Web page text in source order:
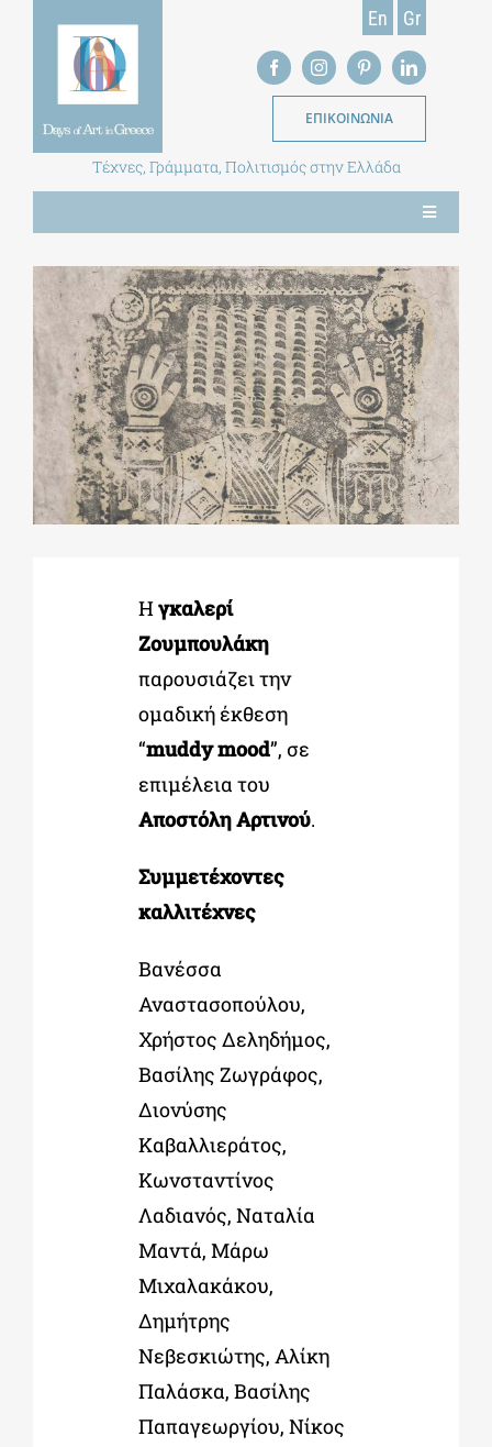
En Gr
ΕΠΙΚΟΙΝΩΝΙΑ
Τέχνες, Γράμματα, Πολιτισμός στην Ελλάδα
Toggle
Navigation
ΝΕΑ
ΕΝΤΥΠΗ ΕΚΔΟΣΗ
ΒΙΒΛΙΟΘΗΚΗ
ΜΕΤΑΠΤΥΧΙΑΚΑ
Ηγκαλερί
Ζουμπουλάκη
παρουσιάζει την
ομαδική έκθεση
“muddy mood”, σε
επιμέλεια του
Αποστόλη Αρτινού.
Συμμετέχοντες
καλλιτέχνες
Βανέσσα
Αναστασοπούλου,
Χρήστος Δεληδήμος,
Βασίλης Ζωγράφος,
Διονύσης
Καβαλλιεράτος,
Κωνσταντίνος
Λαδιανός, Ναταλία
Μαντά, Μάρω
Μιχαλακάκου,
Δημήτρης
Νεβεσκιώτης, Αλίκη
Παλάσκα, Βασίλης
Παπαγεωργίου, Νίκος